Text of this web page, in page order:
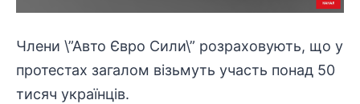
Члени \”Авто Євро Сили\” розраховують, що у
протестах загалом візьмуть участь понад 50
тисяч українців.